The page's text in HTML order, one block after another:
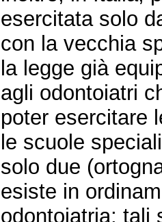
esercitata solo
con la vecchia
la legge già
agli odontoiatri
poter esercitare
le scuole
solo due
esiste in
odontoiatria; tali